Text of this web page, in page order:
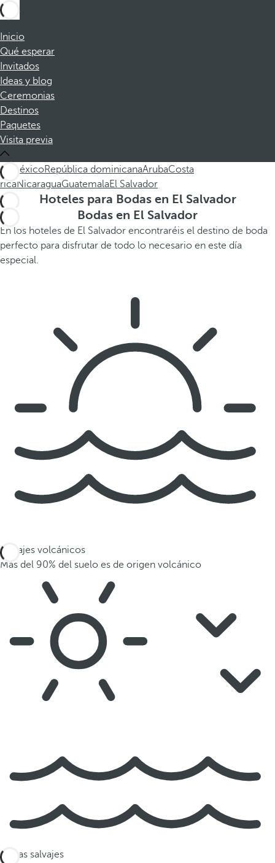
Inicio
Qué esperar
Invitados
Ideas y blog
Ceremonias
Destinos
Paquetes
Visita previa
All MéxicoRepública dominicanaArubaCosta
ricaNicaraguaGuatemalaEl Salvador
Hoteles para Bodas en El Salvador
Bodas en El Salvador
En los hoteles de El Salvador encontraréis el destino de boda
perfecto para disfrutar de todo lo necesario en este día
especial.
Paisajes volcánicos
Más del 90% del suelo es de origen volcánico
Playas salvajes